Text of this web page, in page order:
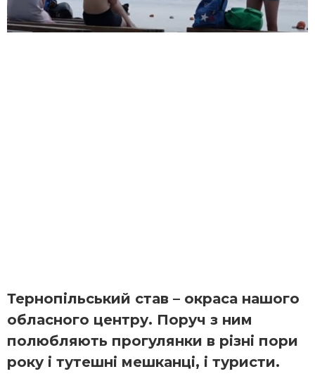
Тернопільський став – окраса нашого
обласного центру. Поруч з ним
полюбляють прогулянки в різні пори
року і тутешні мешканці, і туристи.